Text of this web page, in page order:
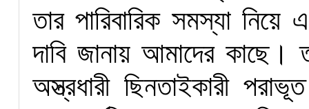
তার পারিবারিক সমস্যা নিয়ে
দাবি জানায় আমাদের কাছে।
অস্ত্রধারী ছিনতাইকারী